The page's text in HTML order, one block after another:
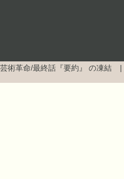
術革命/最終話『要約』 の凍結 |